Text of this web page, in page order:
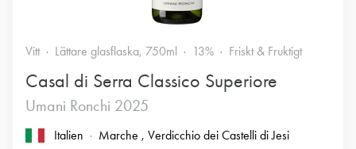
Vitt Lättare glasflaska, 750ml 13% Friskt & Fruktigt
Casal di Serra Classico Superiore
Umani Ronchi 2025
Italien Marche , Verdicchio dei Castelli di Jesi